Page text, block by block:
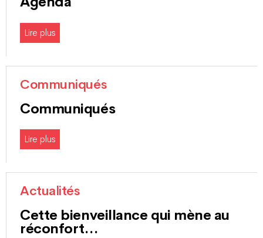
Lire plus
Communiqués
Communiqués
Lire plus
Actualités
Cette bienveillance qui mène au
réconfort…